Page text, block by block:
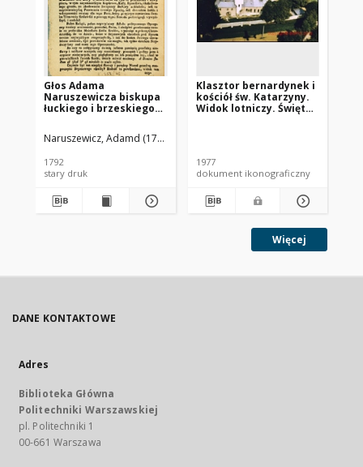
Głos Adama
Naruszewicza biskupa
łuckiego i brzeskiego
pierwszego kamienia
na Kościół Opatrznosci
maia na placu
Uiazdowskim miany
Naruszewicz, Adamd (1733-1796)
1792
stary druk
Klasztor bernardynek i
kościół św. Katarzyny.
Widok lotniczy. Święta
1977
dokument ikonograficzny
Więcej
DANE KONTAKTOWE
Adres
Biblioteka Główna
Politechniki Warszawskiej
pl. Politechniki 1
00-661 Warszawa